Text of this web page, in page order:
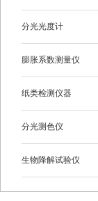
分光光度计
膨胀系数测量仪
纸类检测仪器
分光测色仪
生物降解试验仪